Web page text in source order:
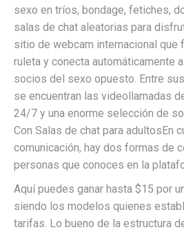
sexo en tríos, bondage, fetiches,
salas de chat aleatorias para
sitio de webcam internacional que
ruleta y conecta automáticamente
socios del sexo opuesto. Entre
se encuentran las videollamadas
24/7 y una enorme selección de
Con Salas de chat para adultosEn
comunicación, hay dos formas de
personas que conoces en la
Aquí puedes ganar hasta $15 por
siendo los modelos quienes
tarifas. Lo bueno de la estructura